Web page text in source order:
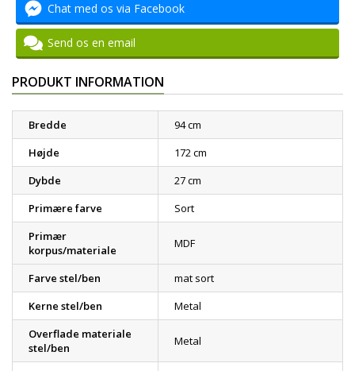
Chat med os via Facebook
Send os en email
PRODUKT INFORMATION
Bredde
94 cm
Højde
172 cm
Dybde
27 cm
Primære farve
Sort
Primær
korpus/materiale
MDF
Farve stel/ben
mat sort
Kerne stel/ben
Metal
Overflade materiale
stel/ben
Metal